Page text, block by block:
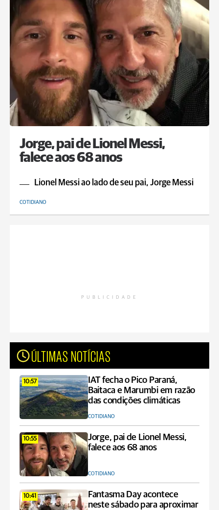
Jorge, pai de Lionel Messi,
falece aos 68 anos
Lionel Messi ao lado de seu pai, Jorge Messi
COTIDIANO
PUBLICIDADE
ÚLTIMAS NOTÍCIAS
10:57
IAT fecha o Pico Paraná,
Baitaca e Marumbi em razão
das condições climáticas
COTIDIANO
10:55
Jorge, pai de Lionel Messi,
falece aos 68 anos
COTIDIANO
10:41
Fantasma Day acontece
neste sábado para aproximar